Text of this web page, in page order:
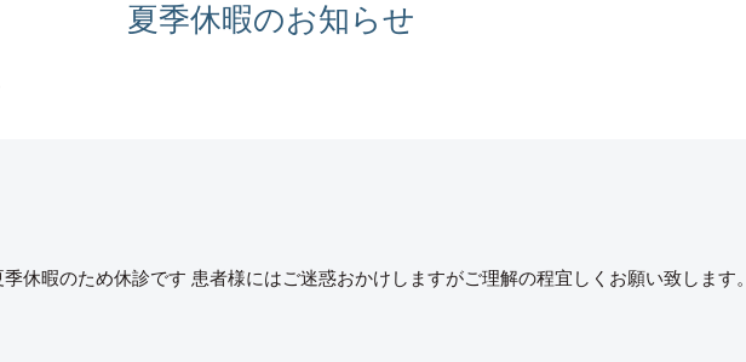
夏季休暇のお知らせ
休暇のため休診です 患者様にはご迷惑おかけしますがご理解の程宜しくお願い致します。